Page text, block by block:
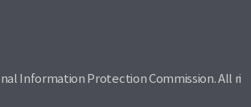
Information Protection Commission. All ri